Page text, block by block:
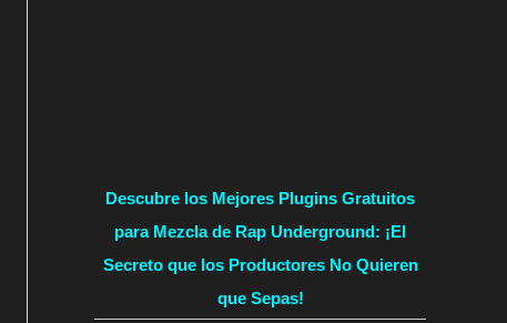
Descubre los Mejores Plugins Gratuitos
para Mezcla de Rap Underground: ¡El
Secreto que los Productores No Quieren
que Sepas!